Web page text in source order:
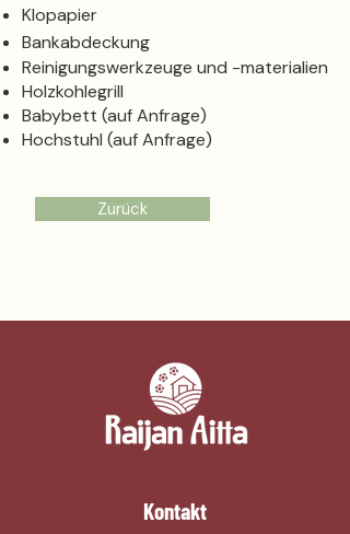
Klopapier
Bankabdeckung
Reinigungswerkzeuge und -materialien
Holzkohlegrill
Babybett (auf Anfrage)
Hochstuhl (auf Anfrage)
Zurück
Kontakt